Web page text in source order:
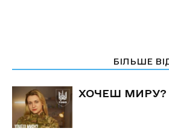
БІЛЬШЕ
ХОЧЕШ МИРУ?